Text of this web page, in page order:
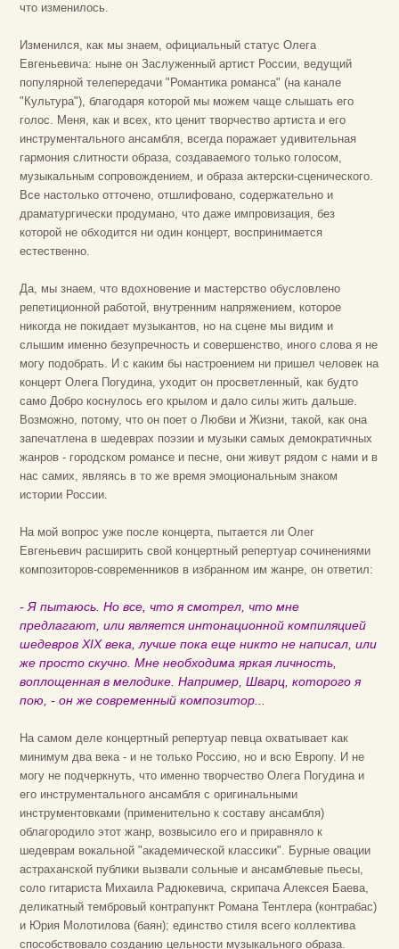
что изменилось.
Изменился, как мы знаем, официальный статус Олега
Евгеньевича: ныне он Заслуженный артист России, ведущий
популярной телепередачи "Романтика романса" (на канале
"Культура"), благодаря которой мы можем чаще слышать его
голос. Меня, как и всех, кто ценит творчество артиста и его
инструментального ансамбля, всегда поражает удивительная
гармония слитности образа, создаваемого только голосом,
музыкальным сопровождением, и образа актерски-сценического.
Все настолько отточено, отшлифовано, содержательно и
драматургически продумано, что даже импровизация, без
которой не обходится ни один концерт, воспринимается
естественно.
Да, мы знаем, что вдохновение и мастерство обусловлено
репетиционной работой, внутренним напряжением, которое
никогда не покидает музыкантов, но на сцене мы видим и
слышим именно безупречность и совершенство, иного слова я не
могу подобрать. И с каким бы настроением ни пришел человек на
концерт Олега Погудина, уходит он просветленный, как будто
само Добро коснулось его крылом и дало силы жить дальше.
Возможно, потому, что он поет о Любви и Жизни, такой, как она
запечатлена в шедеврах поэзии и музыки самых демократичных
жанров - городском романсе и песне, они живут рядом с нами и в
нас самих, являясь в то же время эмоциональным знаком
истории России.
На мой вопрос уже после концерта, пытается ли Олег
Евгеньевич расширить свой концертный репертуар сочинениями
композиторов-современников в избранном им жанре, он ответил:
- Я пытаюсь. Но все, что я смотрел, что мне
предлагают, или является интонационной компиляцией
шедевров XIX века, лучше пока еще никто не написал, или
же просто скучно. Мне необходима яркая личность,
воплощенная в мелодике. Например, Шварц, которого я
пою, - он же современный композитор...
На самом деле концертный репертуар певца охватывает как
минимум два века - и не только Россию, но и всю Европу. И не
могу не подчеркнуть, что именно творчество Олега Погудина и
его инструментального ансамбля с оригинальными
инструментовками (применительно к составу ансамбля)
облагородило этот жанр, возвысило его и приравняло к
шедеврам вокальной "академической классики". Бурные овации
астраханской публики вызвали сольные и ансамблевые пьесы,
соло гитариста Михаила Радюкевича, скрипача Алексея Баева,
деликатный тембровый контрапункт Романа Тентлера (контрабас)
и Юрия Молотилова (баян); единство стиля всего коллектива
способствовало созданию цельности музыкального образа.